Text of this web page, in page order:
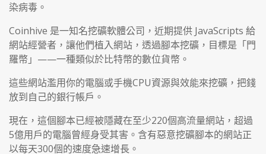
染病毒。
Coinhive 是一知名挖礦軟體公司，近期提供 JavaScripts 給
網站經營者，讓他們植入網站，透過腳本挖礦，目標是「門
羅幣」——一種類似於比特幣的數位貨幣。
這些網站濫用你的電腦或手機CPU資源與效能來挖礦，把錢
放到自己的銀行帳戶。
現在，這個腳本已經被隱藏在至少220個高流量網站，超過
5億用戶的電腦曾經身受其害。含有惡意挖礦腳本的網站正
以每天300個的速度急速增長。